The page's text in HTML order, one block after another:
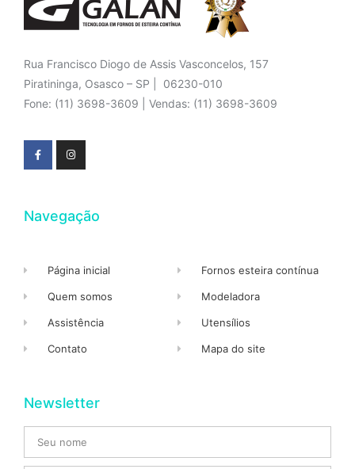
Rua Francisco Diogo de Assis Vasconcelos, 157
Piratininga, Osasco – SP | 06230-010
Fone: (11) 3698-3609 | Vendas: (11) 3698-3609
Navegação
Página inicial
Quem somos
Assistência
Contato
Fornos esteira contínua
Modeladora
Utensílios
Mapa do site
Newsletter